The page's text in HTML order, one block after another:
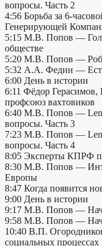
вопросы. Часть 2
4:56 Борьба за 6-
Генерирующей
5:15 М.В. Попов —
обществе
5:20 М.В. Попов —
5:32 А.А. Федин —
6:00 День в истории
6:11 Фёдор
профсоюз вахтовиков
6:40 М.В. Попов —
вопросы. Часть 3
7:23 М.В. Попов —
вопросы. Часть 4
8:05 Эксперты КПРФ
8:30 М.В. Попов —
Европы
8:47 Когда появится
9:00 День в истории
9:17 М.В. Попов —
9:58 М.В. Попов —
10:40 В.П.
социальных процессах